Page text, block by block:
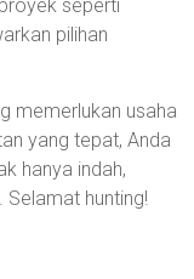
seperti
pilihan
memerlukan usaha
yang tepat, Anda
hanya indah,
hunting!